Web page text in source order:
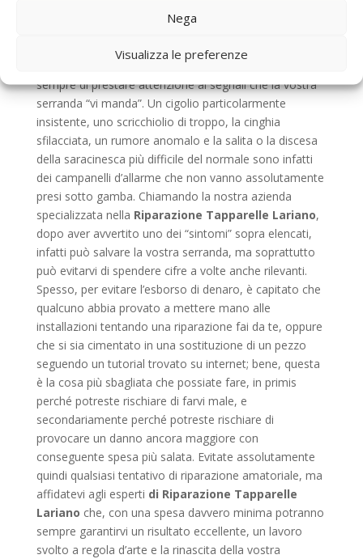
Nega
Visualizza le preferenze
rottura o del danneggiamento di un’installazione di
questo tipo, specialmente se questa ha diversi anni
sulle spalle. Proprio per queste ragioni vi consigliamo
sempre di prestare attenzione ai segnali che la vostra
serranda “vi manda”. Un cigolio particolarmente
insistente, uno scricchiolio di troppo, la cinghia
sfilacciata, un rumore anomalo e la salita o la discesa
della saracinesca più difficile del normale sono infatti
dei campanelli d’allarme che non vanno assolutamente
presi sotto gamba. Chiamando la nostra azienda
specializzata nella Riparazione Tapparelle Lariano,
dopo aver avvertito uno dei “sintomi” sopra elencati,
infatti può salvare la vostra serranda, ma soprattutto
può evitarvi di spendere cifre a volte anche rilevanti.
Spesso, per evitare l’esborso di denaro, è capitato che
qualcuno abbia provato a mettere mano alle
installazioni tentando una riparazione fai da te, oppure
che si sia cimentato in una sostituzione di un pezzo
seguendo un tutorial trovato su internet; bene, questa
è la cosa più sbagliata che possiate fare, in primis
perché potreste rischiare di farvi male, e
secondariamente perché potreste rischiare di
provocare un danno ancora maggiore con
conseguente spesa più salata. Evitate assolutamente
quindi qualsiasi tentativo di riparazione amatoriale, ma
affidatevi agli esperti di Riparazione Tapparelle
Lariano che, con una spesa davvero minima potranno
sempre garantirvi un risultato eccellente, un lavoro
svolto a regola d’arte e la rinascita della vostra